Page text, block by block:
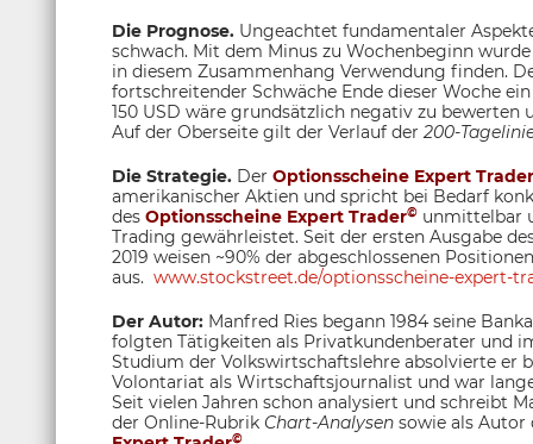
Die Prognose. Ungeachtet fundamentaler
schwach. Mit dem Minus zu Wochenbeginn
in diesem Zusammenhang Verwendung finden.
fortschreitender Schwäche Ende dieser Woche
150 USD wäre grundsätzlich negativ zu bewerten
Auf der Oberseite gilt der Verlauf der 200-
Die Strategie. Der Optionsscheine Expert Trader
amerikanischer Aktien und spricht bei Bedarf
des Optionsscheine Expert Trader© unmittelbar
Trading gewährleistet. Seit der ersten Ausgabe
2019 weisen ~90% der abgeschlossenen
aus. www.stockstreet.de/optionsscheine-expert-
Der Autor: Manfred Ries begann 1984 seine
folgten Tätigkeiten als Privatkundenberater und
Studium der Volkswirtschaftslehre absolvierte er
Volontariat als Wirtschaftsjournalist und war
Seit vielen Jahren schon analysiert und schreibt
der Online-Rubrik Chart-Analysen sowie als
©